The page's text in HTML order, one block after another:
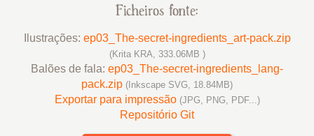
Ficheiros fonte:
Ilustrações: ep03_The-secret-ingredients_art-pack.zip
(Krita KRA, 333.06MB )
Balões de fala: ep03_The-secret-ingredients_lang-
pack.zip (Inkscape SVG, 18.84MB)
Exportar para impressão (JPG, PNG, PDF...)
Repositório Git